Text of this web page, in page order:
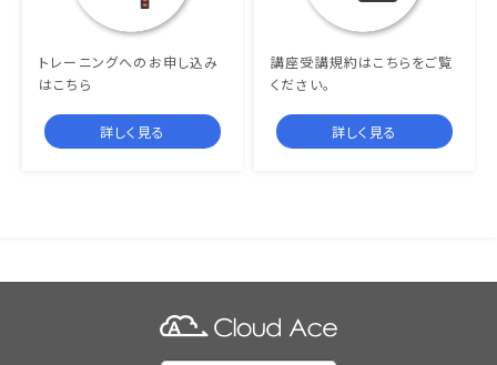
トレーニングへのお申し込み
はこちら
詳しく見る
講座受講規約はこちらをご覧
ください。
詳しく見る